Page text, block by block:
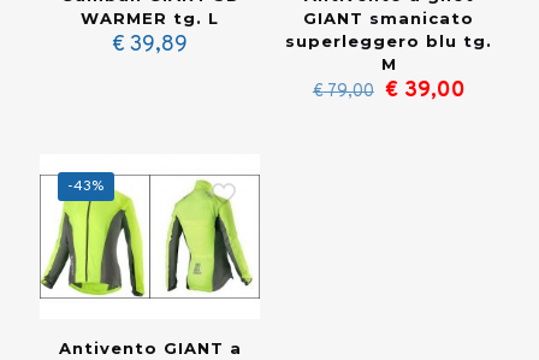
WARMER tg. L
€ 39,89
GIANT smanicato
superleggero blu tg.
M
€79,00 Il
€39,00Il
-43%
Antivento GIANT a